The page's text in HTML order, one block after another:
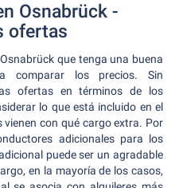
Osnabrück -
ofertas
que tenga una buena
comparar los precios. Sin
ofertas en términos de los
lo que está incluido en el
vienen con qué cargo extra. Por
adicionales para los
puede ser un agradable
en la mayoría de los casos,